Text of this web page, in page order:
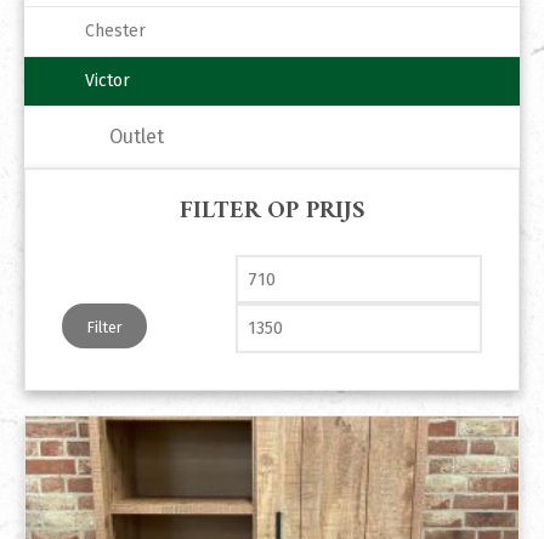
Chester
Victor
Outlet
FILTER OP PRIJS
Min. prijs
Filter